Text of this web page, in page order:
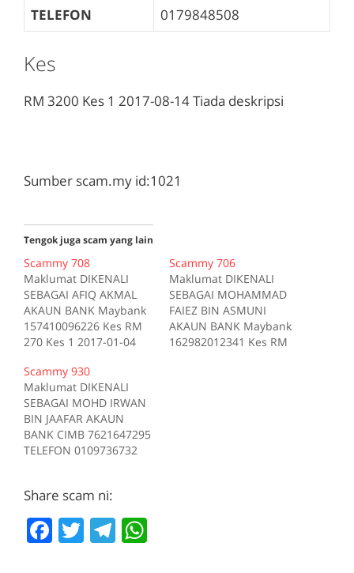
TELEFON
0179848508
Kes
RM 3200 Kes 1 2017-08-14Tiada deskripsi
Sumber scam.my id:1021
Tengok juga scam yang lain
Scammy 708
Maklumat DIKENALI
SEBAGAI AFIQ AKMAL
AKAUN BANK Maybank
157410096226 Kes RM
270 Kes 1 2017-01-04
Sumber scam.my id:708
Scammy 706
Maklumat DIKENALI
SEBAGAI MOHAMMAD
FAIEZ BIN ASMUNI
AKAUN BANK Maybank
162982012341 Kes RM
Scammy 930
Maklumat DIKENALI
SEBAGAI MOHD IRWAN
BIN JAAFAR AKAUN
BANK CIMB 7621647295
TELEFON 0109736732
deskripsi Sumber
Share scam ni:
F
a
T
w
T
el